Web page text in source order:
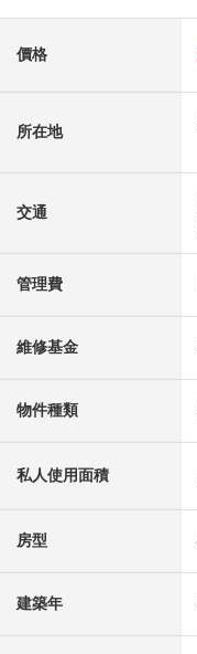
價格
所在地
交通
管理費
維修基金
物件種類
私人使用面積
房型
建築年